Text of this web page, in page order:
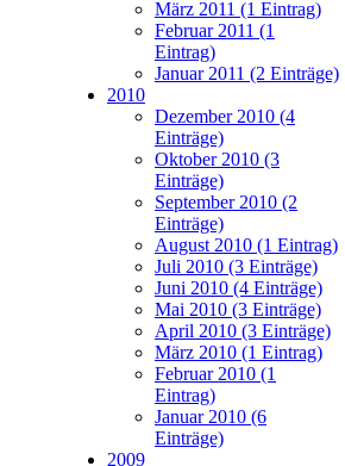
März 2011 (1 Eintrag)
Februar 2011 (1
Eintrag)
Januar 2011 (2 Einträge)
2010
Dezember 2010 (4
Einträge)
Oktober 2010 (3
Einträge)
September 2010 (2
Einträge)
August 2010 (1 Eintrag)
Juli 2010 (3 Einträge)
Juni 2010 (4 Einträge)
Mai 2010 (3 Einträge)
April 2010 (3 Einträge)
März 2010 (1 Eintrag)
Februar 2010 (1
Eintrag)
Januar 2010 (6
Einträge)
2009